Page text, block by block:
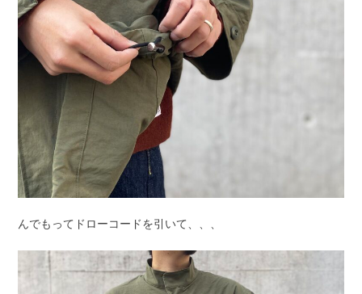
んでもってドローコードを引いて、、、